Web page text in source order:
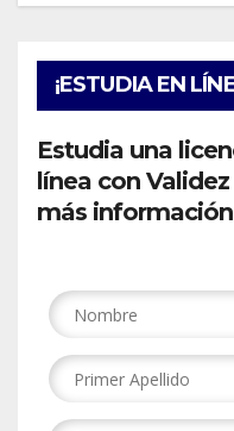
¡ESTUDIA EN
Estudia una
línea con
más